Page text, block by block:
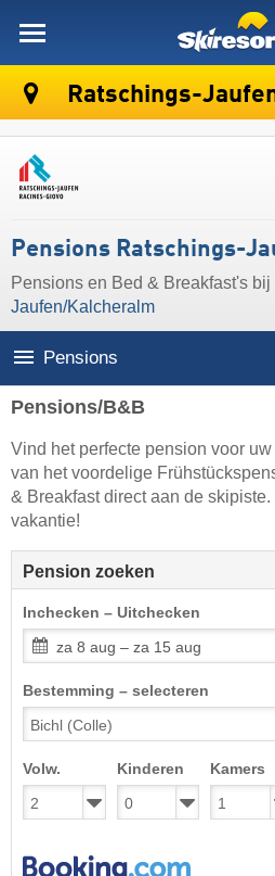
Ratschings-
Pensions Ratschings-
Pensions en Bed & Breakfast's bij
Jaufen/​Kalcheralm
Pensions
Pensions/B&B
Vind het perfecte pension voor
van het voordelige
& Breakfast direct aan de
vakantie!
Pension zoeken
Inchecken – Uitchecken
za 8 aug – za 15 aug
Bestemming – selecteren
Volw. Kinderen Kamers